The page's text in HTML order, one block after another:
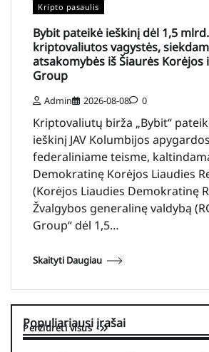
Kripto pasaulis
Bybit pateikė ieškinį dėl 1,5
kriptovaliutos vagystės,
atsakomybės iš Šiaurės Korėjos
Group
Admin 2026-08-08 0
Kriptovaliutų birža „Bybit“
ieškinį JAV Kolumbijos apygardos
federaliniame teisme,
Demokratinę Korėjos Liaudies
(Korėjos Liaudies Demokratinę
Žvalgybos generalinę valdybą
Group“ dėl 1,5…
Skaityti Daugiau
Populiariausi įrašai
Peržiūrėti visus